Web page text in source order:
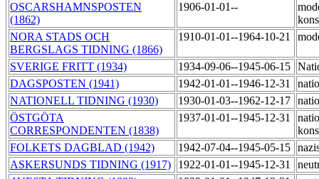
OSCARSHAMNSPOSTEN
(1862)
1906-01-01--
NORA STADS OCH
BERGSLAGS TIDNING (1866)
1910-01-01--1964-10-21
SVERIGE FRITT (1934) 1934-09-06--1945-06-15
DAGSPOSTEN (1941)
1942-01-01--1946-12-31
NATIONELL TIDNING (1930)
1930-01-03--1962-12-17
ÖSTGÖTA
CORRESPONDENTEN (1838)
1937-01-01--1945-12-31
FOLKETS DAGBLAD (1942)
1942-07-04--1945-05-15
ASKERSUNDS TIDNING (1917)
1922-01-01--1945-12-31